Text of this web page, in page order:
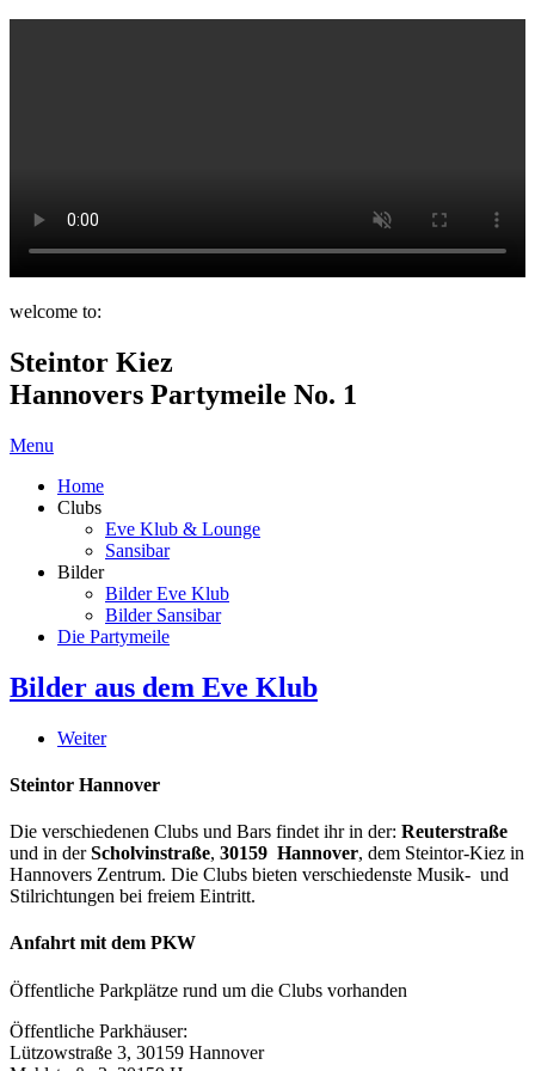
welcome to:
Steintor Kiez
Hannovers Partymeile No. 1
Menu
Home
Clubs
Eve Klub & Lounge
Sansibar
Bilder
Bilder Eve Klub
Bilder Sansibar
Die Partymeile
Bilder aus dem Eve Klub
Weiter
Steintor Hannover
Die verschiedenen Clubs und Bars findet ihr in der: Reuterstraße
und in derScholvinstraße, 30159 Hannover, dem Steintor-Kiez in
Hannovers Zentrum. Die Clubs bieten verschiedenste Musik- und
Stilrichtungen bei freiem Eintritt.
Anfahrt mit dem PKW
Öffentliche Parkplätze rund um die Clubs vorhanden
Öffentliche Parkhäuser:
Lützowstraße 3, 30159 Hannover